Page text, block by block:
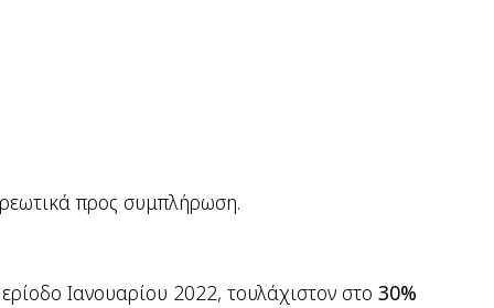
προς συμπλήρωση.
Ιανουαρίου 2022, τουλάχιστον στο30%